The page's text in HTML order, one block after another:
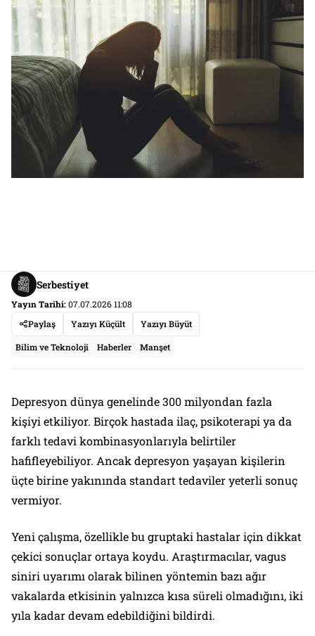
Serbestiyet
Yayın Tarihi:07.07.2026 11:08
Paylaş
Yazıyı Küçült Yazıyı Büyüt
Bilim ve Teknoloji Haberler Manşet
Depresyon dünya genelinde 300 milyondan fazla
kişiyi etkiliyor. Birçok hastada ilaç, psikoterapi ya da
farklı tedavi kombinasyonlarıyla belirtiler
hafifleyebiliyor. Ancak depresyon yaşayan kişilerin
üçte birine yakınında standart tedaviler yeterli sonuç
vermiyor.
Yeni çalışma, özellikle bu gruptaki hastalar için dikkat
çekici sonuçlar ortaya koydu. Araştırmacılar, vagus
siniri uyarımı olarak bilinen yöntemin bazı ağır
vakalarda etkisinin yalnızca kısa süreli olmadığını, iki
yıla kadar devam edebildiğini bildirdi.